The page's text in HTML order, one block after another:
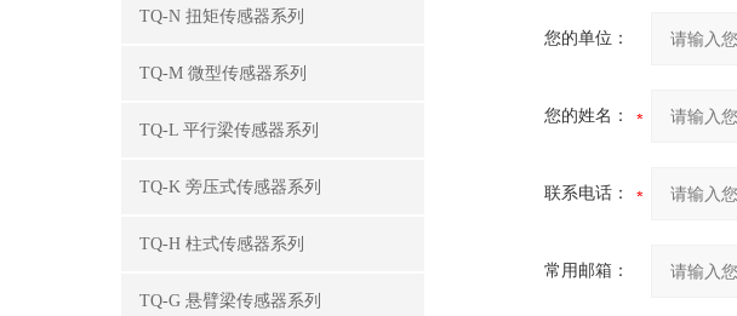
TQ-N 扭矩传感器系列
TQ-M 微型传感器系列
TQ-L 平行梁传感器系列
TQ-K 旁压式传感器系列
TQ-H 柱式传感器系列
TQ-G 悬臂梁传感器系列
您的单位：
您的姓名：
联系电话：
常用邮箱：